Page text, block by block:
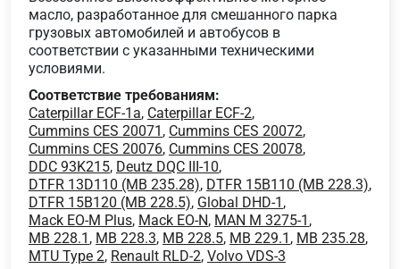
масло, разработанное для смешанного парка
грузовых автомобилей и автобусов в
соответствии с указанными техническими
условиями.
Соответствие требованиям:
Caterpillar ECF-1a, Caterpillar ECF-2,
Cummins CES 20071 , Cummins CES 20072,
Cummins CES 20076, Cummins CES 20078,
DDC 93K215, Deutz DQC III-10,
DTFR 13D110 (MB 235.28), DTFR 15B110 (MB 228.3),
DTFR 15B120 (MB 228.5), Global DHD-1 ,
Mack EO-M Plus, Mack EO-N, MAN M 3275-1 ,
MB 228.1 , MB 228.3, MB 228.5, MB 229.1 , MB 235.28,
MTU Type 2, Renault RLD-2, Volvo VDS-3